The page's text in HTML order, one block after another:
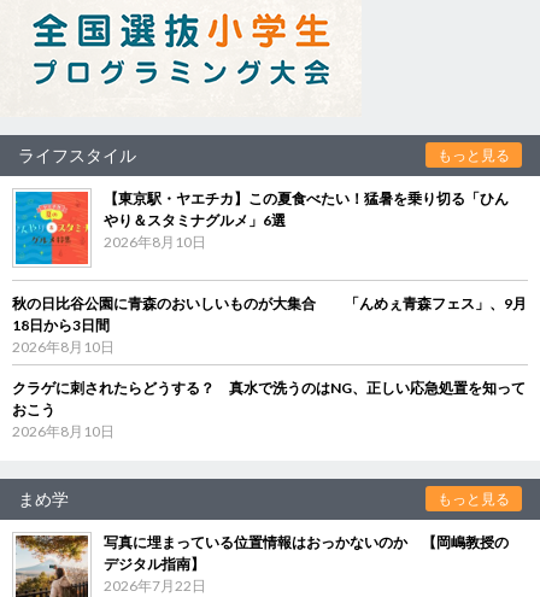
ライフスタイル もっと見る
【東京駅・ヤエチカ】この夏食べたい！猛暑を乗り切る「ひん
やり＆スタミナグルメ」6選
2026年8月10日
秋の日比谷公園に青森のおいしいものが大集合 「んめぇ青森フェス」、9月
18日から3日間
2026年8月10日
クラゲに刺されたらどうする？ 真水で洗うのはNG、正しい応急処置を知って
おこう
2026年8月10日
まめ学 もっと見る
写真に埋まっている位置情報はおっかないのか 【岡嶋教授の
デジタル指南】
2026年7月22日